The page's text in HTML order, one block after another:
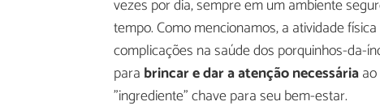
vezes por dia, sempre em um ambiente
tempo. Como mencionamos, a atividade
complicações na saúde dos porquinhos-da-
para brincar e dar a atenção necessária
"ingrediente" chave para seu bem-estar.